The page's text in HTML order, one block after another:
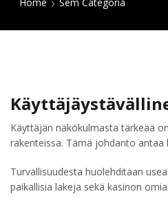
Käyttäjän näkökulmasta tärkeää
rakenteissa. Tämä johdanto
Turvallisuudesta huolehditaan
paikallisia lakeja sekä kasinon